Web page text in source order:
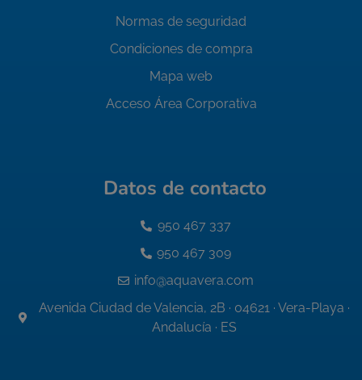
Normas de seguridad
Condiciones de compra
Mapa web
Acceso Área Corporativa
Datos de contacto
950 467 337
950 467 309
info@aquavera.com
Avenida Ciudad de Valencia, 2B · 04621 · Vera-Playa ·
Andalucía · ES